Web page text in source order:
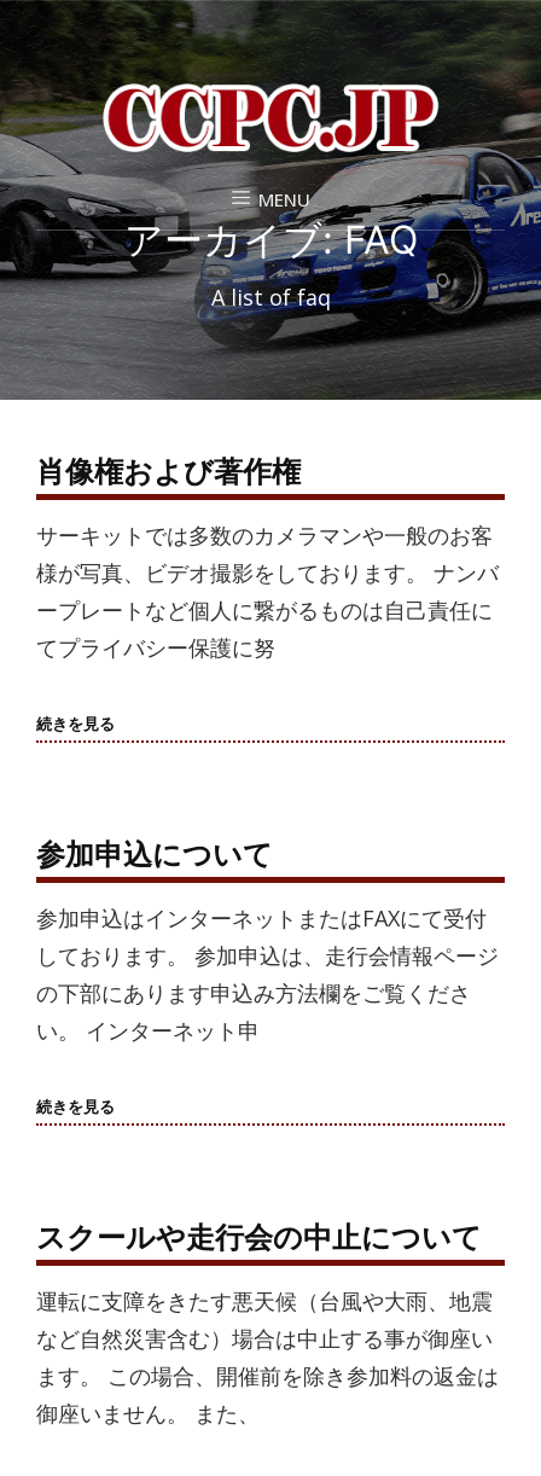
MENU
アーカイブ:FAQ
A list of faq
肖像権および著作権
サーキットでは多数のカメラマンや一般のお客
様が写真、ビデオ撮影をしております。 ナンバ
ープレートなど個人に繋がるものは自己責任に
てプライバシー保護に努
続きを見る
像
著
作
権
参加申込について
参加申込はインターネットまたはFAXにて受付
しております。 参加申込は、走行会情報ページ
の下部にあります申込み方法欄をご覧くださ
い。 インターネット申
続きを見る
加
い
て
スクールや走行会の中止について
運転に支障をきたす悪天候（台風や大雨、地震
など自然災害含む）場合は中止する事が御座い
ます。 この場合、開催前を除き参加料の返金は
御座いません。 また、